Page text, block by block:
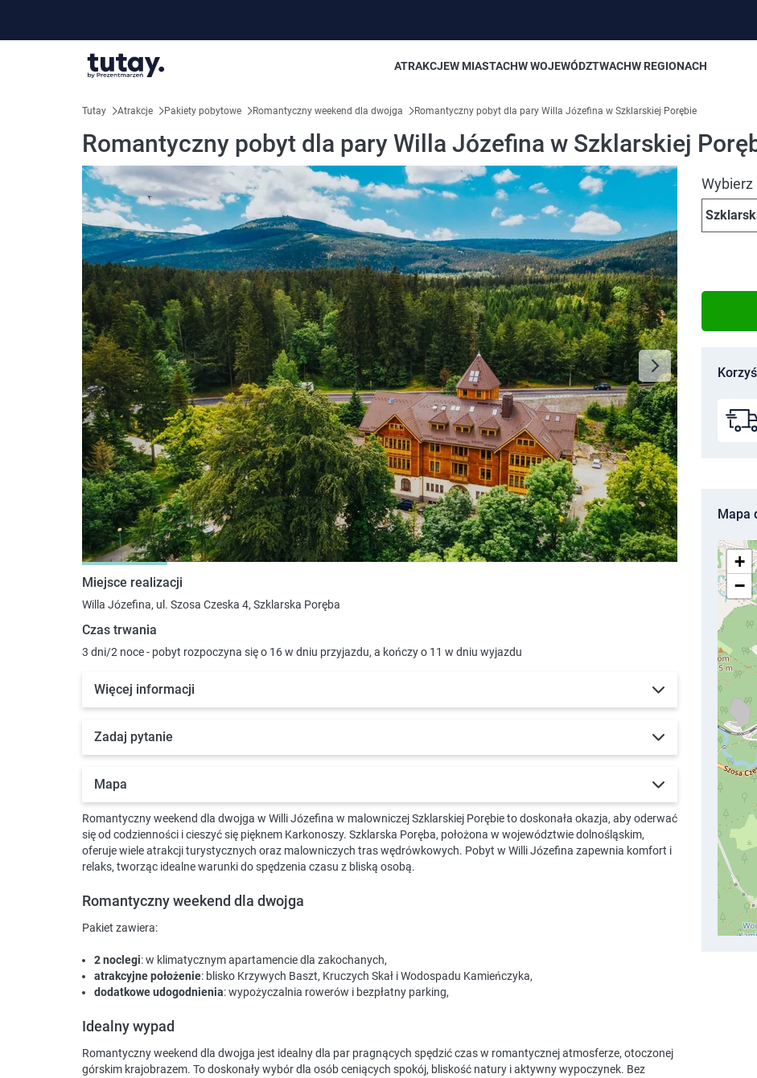
ATRAKCJEW MIASTACHW WOJEWÓDZTWACHW REGIONACH
Tutay Atrakcje Pakiety pobytowe Romantyczny weekend dla dwojga Romantyczny pobyt dla pary Willa Józefina w Szklarskiej Porębie
Romantyczny pobyt dla pary Willa Józefina w Szklarskiej
Wybierz
Mapa
+
−
Miejsce realizacji
Willa Józefina, ul. Szosa Czeska 4, Szklarska Poręba
Czas trwania
3 dni/2 noce - pobyt rozpoczyna się o 16 w dniu przyjazdu, a kończy o 11 w dniu wyjazdu
Więcej informacji
Zadaj pytanie
Mapa
Romantyczny weekend dla dwojga w Willi Józefina w malowniczej Szklarskiej Porębie to doskonała okazja, aby oderwać
się od codzienności i cieszyć się pięknem Karkonoszy. Szklarska Poręba, położona w województwie dolnośląskim,
oferuje wiele atrakcji turystycznych oraz malowniczych tras wędrówkowych. Pobyt w Willi Józefina zapewnia komfort i
relaks, tworząc idealne warunki do spędzenia czasu z bliską osobą.
Romantyczny weekend dla dwojga
Pakiet zawiera:
2 noclegi: w klimatycznym apartamencie dla zakochanych,
atrakcyjne położenie: blisko Krzywych Baszt, Kruczych Skał i Wodospadu Kamieńczyka,
dodatkowe udogodnienia: wypożyczalnia rowerów i bezpłatny parking,
Idealny wypad
Romantyczny weekend dla dwojga jest idealny dla par pragnących spędzić czas w romantycznej atmosferze, otoczonej
górskim krajobrazem. To doskonały wybór dla osób ceniących spokój, bliskość natury i aktywny wypoczynek. Bez